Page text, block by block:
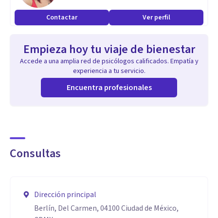
quienes acompaño, haciendo que cada sesión sea un
encuentro humano auténtico y transformador.
Contactar Ver perfil
Empieza hoy tu viaje de bienestar
Accede a una amplia red de psicólogos calificados. Empatía y
experiencia a tu servicio.
Encuentra profesionales
Consultas
Dirección principal
Berlín, Del Carmen, 04100 Ciudad de México,